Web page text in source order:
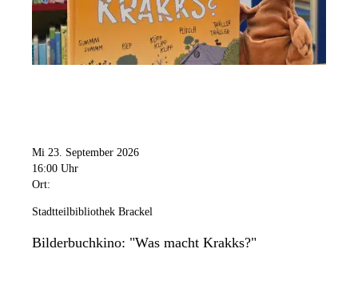
Mi 23. September 2026
16:00 Uhr
Ort:
Stadtteilbibliothek Brackel
Bilderbuchkino: "Was macht Krakks?"